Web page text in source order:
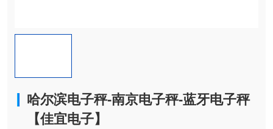
哈尔滨电子秤-南京电子秤-蓝牙电子秤
【佳宜电子】